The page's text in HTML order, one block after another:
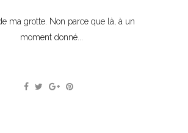
ma grotte. Non parce que là, à un
moment donné...